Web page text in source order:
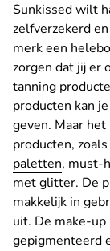
Sunkissed wilt
zelfverzekerd
merk een
zorgen dat jij er
tanning
producten kan
geven. Maar
producten,
paletten, must-
met glitter. De
makkelijk in
uit. De make-up
gepigmenteerd